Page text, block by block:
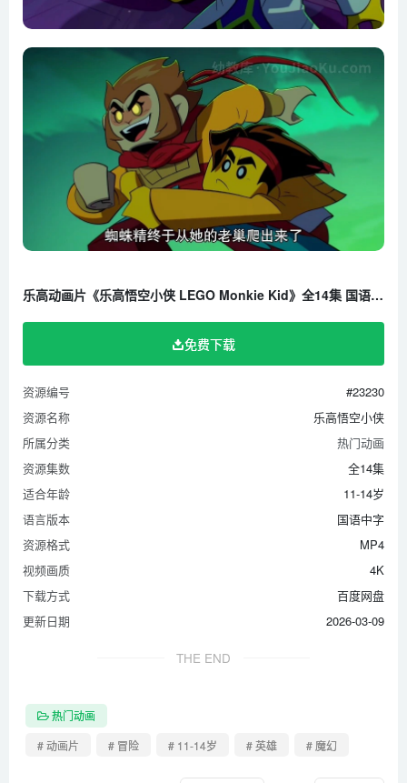
乐高动画片《乐高悟空小侠 LEGO Monkie Kid》全14集 国语中字 4K/MP4/3G 百度云网盘下载
免费下载
资源编号
#23230
资源名称
乐高悟空小侠
所属分类
热门动画
资源集数
全14集
适合年龄
11-14岁
语言版本
国语中字
资源格式
MP4
视频画质
4K
下载方式
百度网盘
更新日期
2026-03-09
THE END
热门动画
# 动画片
# 冒险 # 11-14岁 # 英雄 # 魔幻